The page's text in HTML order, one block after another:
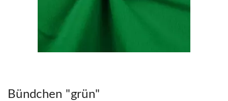
Bündchen "grün"